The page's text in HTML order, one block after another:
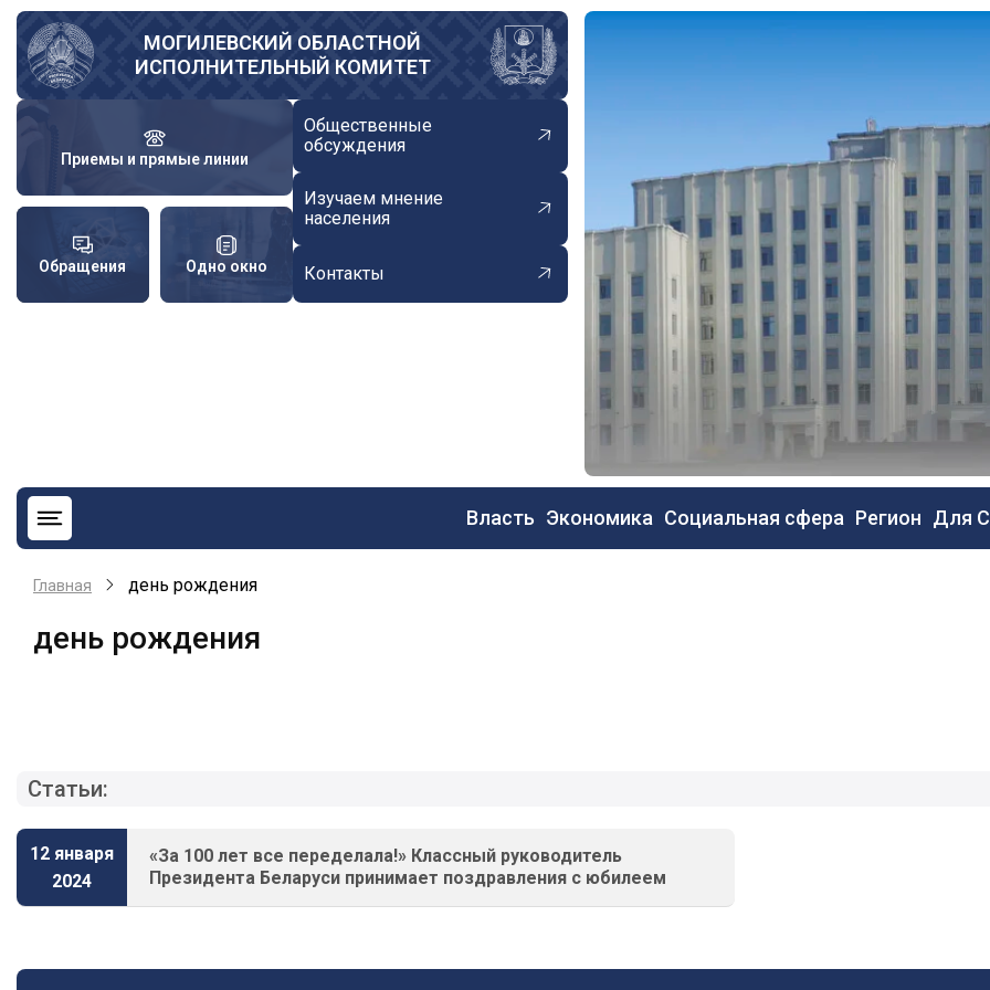
Перейти
основному
содержанию
МОГИЛЕВСКИЙ ОБЛАСТНОЙ
ИСПОЛНИТЕЛЬНЫЙ КОМИТЕТ
Приемы и прямые линии
Обращения Одно окно
Общественные
обсуждения
Изучаем мнение
населения
Контакты
Основная
навигация
Власть Экономика Социальная сфера Регион Для
Главная день рождения
день рождения
Статьи:
12 января
2024
«За 100 лет все переделала!» Классный руководитель
Президента Беларуси принимает поздравления с юбилеем